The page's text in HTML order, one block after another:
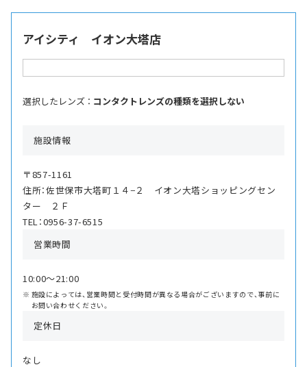
アイシティ イオン大塔店
選択したレンズ ： コンタクトレンズの種類を選択しない
施設情報
〒857-1161
住所：佐世保市大塔町１４−２ イオン大塔ショッピングセン
ター ２Ｆ
TEL：0956-37-6515
営業時間
10:00〜21:00
施設によっては、営業時間と受付時間が異なる場合がございますので、事前に
お問い合わせください。
定休日
なし